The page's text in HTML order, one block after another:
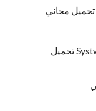
Systweak Advanced Driver Updater تحميل